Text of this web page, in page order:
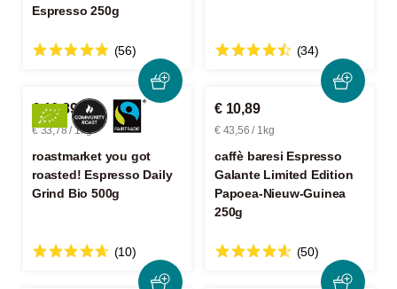
Espresso 250g
(56) (34)
€ 16,89
€ 33,78 / 1kg
roastmarket you got
roasted! Espresso Daily
Grind Bio 500g
(10)
€ 10,89
€ 43,56 / 1kg
caffè baresi Espresso
Galante Limited Edition
Papoea-Nieuw-Guinea
250g
(50)